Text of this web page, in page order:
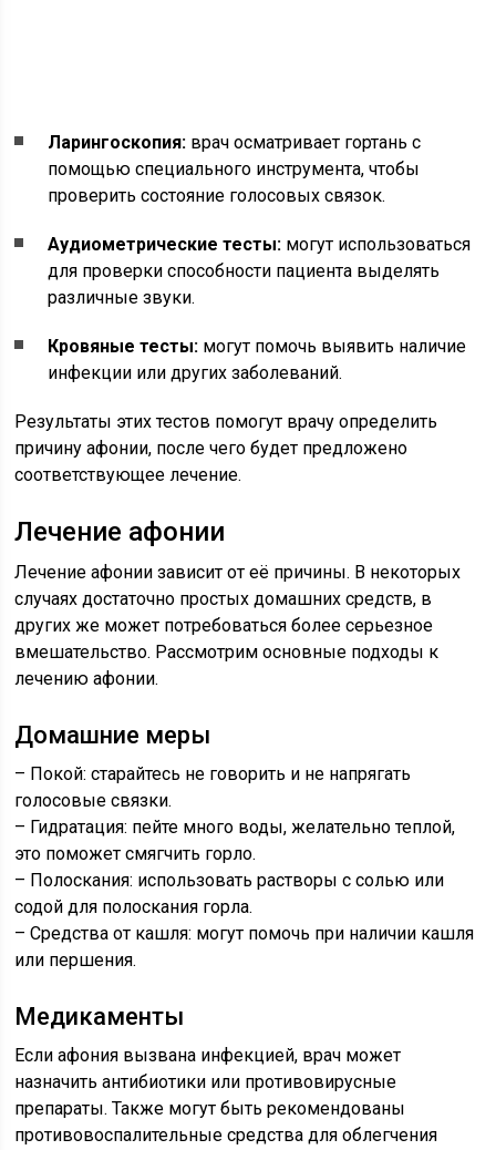
Ларингоскопия: врач осматривает гортань с
помощью специального инструмента, чтобы
проверить состояние голосовых связок.
Аудиометрические тесты: могут использоваться
для проверки способности пациента выделять
различные звуки.
Кровяные тесты: могут помочь выявить наличие
инфекции или других заболеваний.
Результаты этих тестов помогут врачу определить
причину афонии, после чего будет предложено
соответствующее лечение.
Лечение афонии
Лечение афонии зависит от её причины. В некоторых
случаях достаточно простых домашних средств, в
других же может потребоваться более серьезное
вмешательство. Рассмотрим основные подходы к
лечению афонии.
Домашние меры
– Покой: старайтесь не говорить и не напрягать
голосовые связки.
– Гидратация: пейте много воды, желательно теплой,
это поможет смягчить горло.
– Полоскания: использовать растворы с солью или
содой для полоскания горла.
– Средства от кашля: могут помочь при наличии кашля
или першения.
Медикаменты
Если афония вызвана инфекцией, врач может
назначить антибиотики или противовирусные
препараты. Также могут быть рекомендованы
противовоспалительные средства для облегчения